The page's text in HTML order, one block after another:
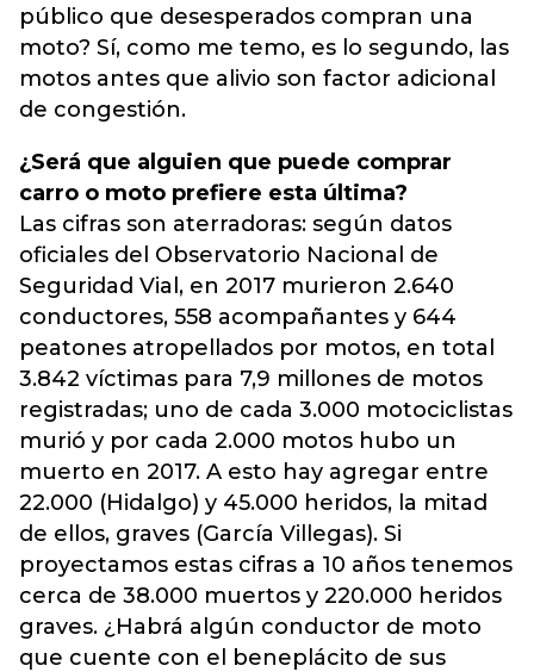
público que desesperados compran una
moto? Sí, como me temo, es lo segundo, las
motos antes que alivio son factor adicional
de congestión.
¿Será que alguien que puede comprar
carro o moto prefiere esta última?
Las cifras son aterradoras: según datos
oficiales del Observatorio Nacional de
Seguridad Vial, en 2017 murieron 2.640
conductores, 558 acompañantes y 644
peatones atropellados por motos, en total
3.842 víctimas para 7,9 millones de motos
registradas; uno de cada 3.000 motociclistas
murió y por cada 2.000 motos hubo un
muerto en 2017. A esto hay agregar entre
22.000 (Hidalgo) y 45.000 heridos, la mitad
de ellos, graves (García Villegas). Si
proyectamos estas cifras a 10 años tenemos
cerca de 38.000 muertos y 220.000 heridos
graves. ¿Habrá algún conductor de moto
que cuente con el beneplácito de sus